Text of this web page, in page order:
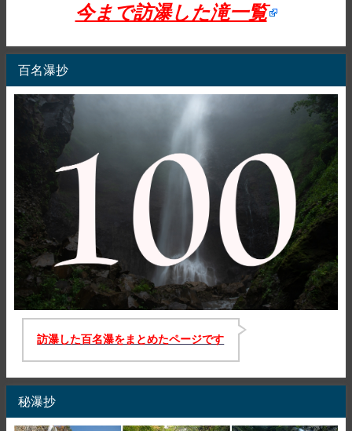
今まで訪瀑した滝一覧
百名瀑抄
訪瀑した百名瀑をまとめたページです
秘瀑抄